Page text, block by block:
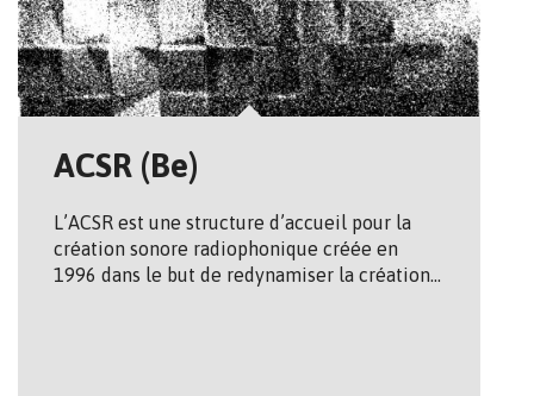
ACSR (Be)
L’ACSR est une structure d’accueil pour la
création sonore radiophonique créée en
1996 dans le but de redynamiser la création…